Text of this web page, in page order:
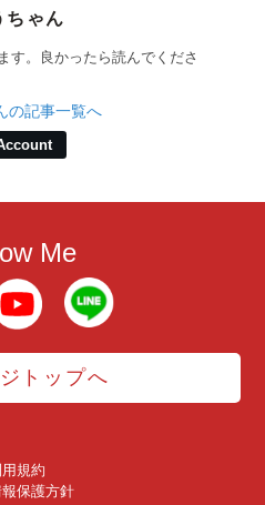
ちゃん
す。良かったら読んでくださ
の記事一覧へ
Me
トップへ
規約
保護方針